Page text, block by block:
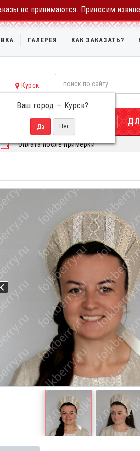
не принимаются. Приносим
ГАЛЕРЕЯ КАК ЗАКАЗАТЬ?
Курск
Ваш город — Курск?
ДЛЯ ЖЕНЩИН
Оплата после примерки